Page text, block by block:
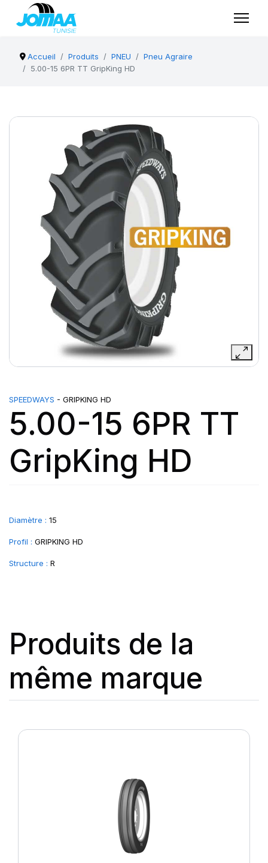
Accueil Produits PNEU
Pneu Agraire
5.00-15 6PR TT GripKing HD
SPEEDWAYS - GRIPKING HD
5.00-15 6PR TT
GripKing HD
Diamètre : 15
Profil : GRIPKING HD
Structure : R
Produits de la
même marque